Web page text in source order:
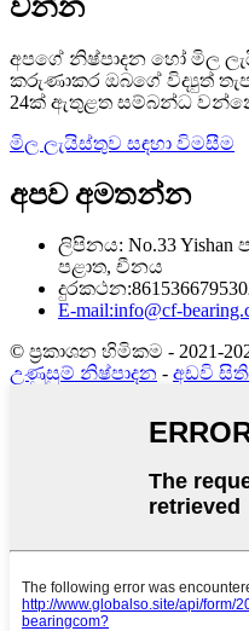
වන්න
අපගේ නිෂ්පාදන හෝ මිල
කරුණාකර ඔබගේ විද්‍යුත්
24ක් ඇතුළත සම්බන්ධ
මිල ලැයිස්තුව සඳහා විමසීම
අපව අමතන්න
ලිපිනය: No.33 Yishan
පළාත, චීනය
E-mail:info@cf-
© ප්‍රකාශන හිමිකම - 2021-
උණුසුම් නිෂ්පාදන - අඩවි